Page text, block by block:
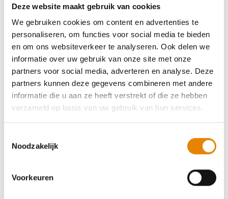
Deze website maakt gebruik van cookies
We gebruiken cookies om content en advertenties te
personaliseren, om functies voor social media te bieden
en om ons websiteverkeer te analyseren. Ook delen we
informatie over uw gebruik van onze site met onze
partners voor social media, adverteren en analyse. Deze
partners kunnen deze gegevens combineren met andere
informatie die u aan ze heeft verstrekt of die ze hebben
verzameld op basis van uw gebruik van hun services.
Noodzakelijk
Voorkeuren
44e Canteclaermarsen - De Gordel der
Leiestreek
4 km 8 km 12 km 16 km 20 km
25 km
30 km
35 km
Zondag 20 september 2026
Deinze, Oost-Vlaanderen